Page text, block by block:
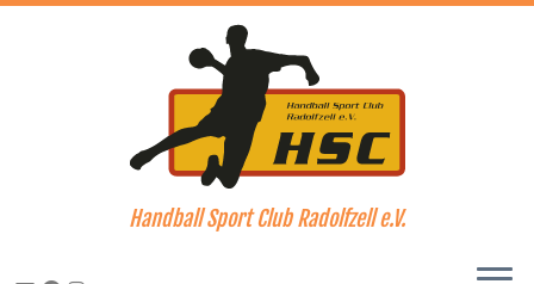
Handball Sport Club Radolfzell e.V.